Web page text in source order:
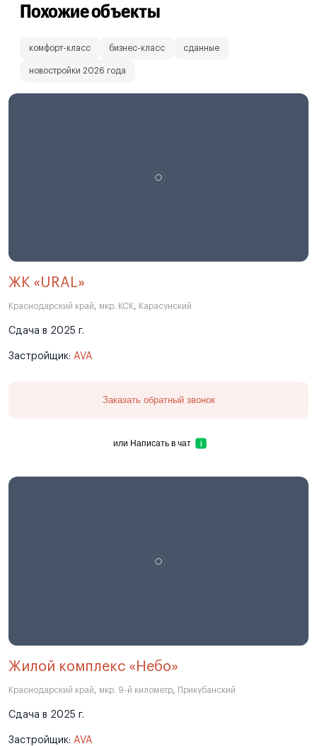
Похожие объекты
комфорт-класс бизнес-класс сданные
новостройки 2026 года
ЖК «URAL»
Краснодарский край, мкр. КСК, Карасунский
Сдача в 2025 г.
Застройщик: AVA
Заказать обратный звонок
или Написать в чат
Жилой комплекс «Небо»
Краснодарский край, мкр. 9-й километр, Прикубанский
Сдача в 2025 г.
Застройщик: AVA